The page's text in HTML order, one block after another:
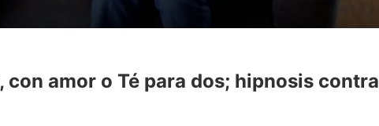
con amor o Té para dos; hipnosis contra